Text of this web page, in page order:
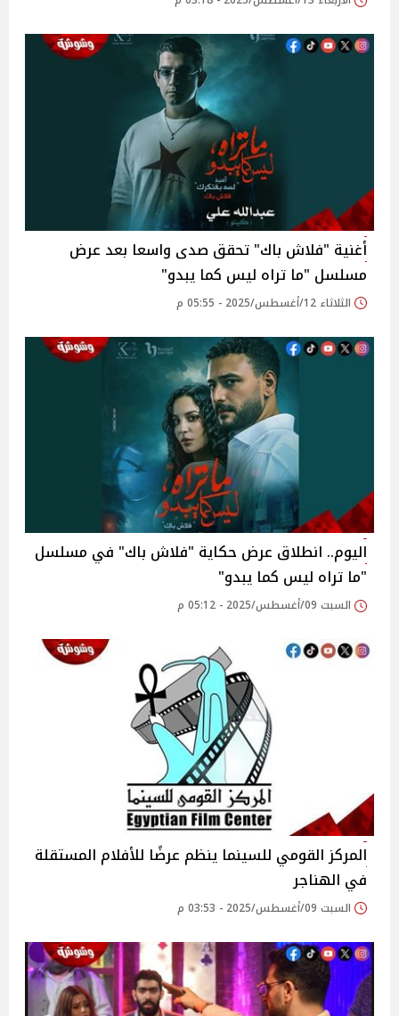
أغنية "فلاش باك" تحقق صدى واسعا بعد عرض
مسلسل "ما تراه ليس كما يبدو"‎
الثلاثاء 12/أغسطس/2025 - 05:55 م
اليوم.. انطلاق عرض حكاية "فلاش باك" في مسلسل
"ما تراه ليس كما يبدو"‎
السبت 09/أغسطس/2025 - 05:12 م
المركز القومي للسينما ينظم عرضًا للأفلام المستقلة
في الهناجر‎
السبت 09/أغسطس/2025 - 03:53 م